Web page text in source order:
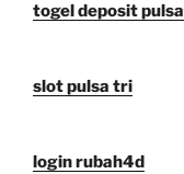
togel deposit pulsa
slot pulsa tri
login rubah4d